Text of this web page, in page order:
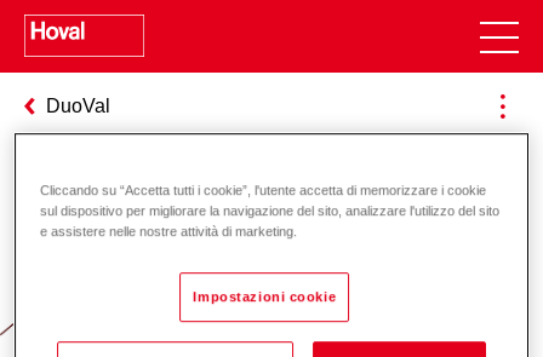
DuoVal
Odgovornost za energiju i okoliš
Cliccando su “Accetta tutti i cookie”, l'utente accetta di memorizzare i cookie
sul dispositivo per migliorare la navigazione del sito, analizzare l'utilizzo del sito
e assistere nelle nostre attività di marketing.
Impostazioni cookie